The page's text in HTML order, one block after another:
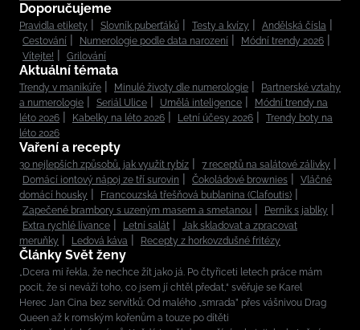
Doporučujeme
Pravidla etikety Slovník puberťáků Testy a kvízy
Andělská čísla
Cestování
Numerologie podle data narození
Módní trendy 2026
Vítejte!
Grilování
Aktuální témata
Trendy v manikúře Minulé životy dle numerologie
Partnerské vztahy
a numerologie
Seriál Ulice Umělá inteligence
Módní trendy na
léto 2026
Kabelky na léto 2026 Letní účesy 2026
Trendy boty na
léto 2026
Vaření a recepty
30 nejlepších způsobů, jak využít rybíz
7 receptů na salátové zálivky
Domácí iontový nápoj ze tří surovin
Čokoládové brownies
Vláčné
domácí housky
Francouzská třešňová bublanina (Clafoutis)
Zapečené brambory s uzeným masem a smetanou
Perník s jablky
Extra rychlé lívance
Letní salát
Jak skladovat a zpracovat
meruňky
Ledová káva Recepty z horkovzdušné fritézy
Články Svět ženy
„Dcera mi řekla, že nechce žít jako já. Po čtyřiceti letech práce mám
pocit, že si neváží toho, co jsem jí chtěl předat,“ svěřuje se Karel
Herec Jan Cina bez servítků: Od malého „smrada” přes vášnivou Drag
Queen až k romským kořenům a touze po dítěti